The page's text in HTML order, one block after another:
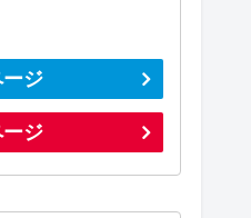
ジ
ジ